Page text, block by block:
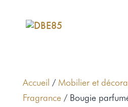
Accueil / Mobilier et
Fragrance / Bougie